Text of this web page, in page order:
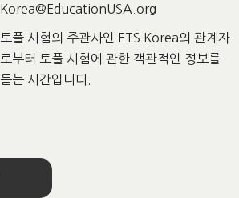
Korea@EducationUSA.org
토플 시험의 주관사인 ETS Korea의 관계자
로부터 토플 시험에 관한 객관적인 정보를
듣는 시간입니다.